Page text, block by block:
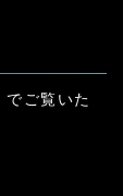
でご覧いた